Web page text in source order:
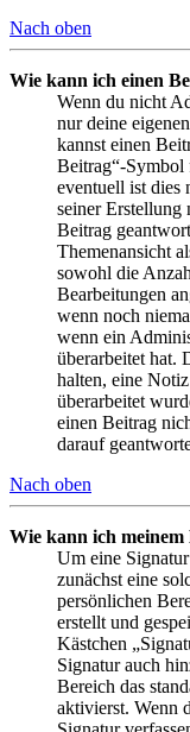
Nach oben
Wie kann ich einen
Wenn du nicht
nur deine
kannst einen
Beitrag“-Symbol
eventuell ist dies
seiner Erstellung
Beitrag
Themenansicht
sowohl die
Bearbeitungen
wenn noch
wenn ein
überarbeitet hat.
halten, eine
überarbeitet
einen Beitrag
darauf
Nach oben
Wie kann ich
Um eine
zunächst eine
persönlichen
erstellt und
Kästchen
Signatur auch
Bereich das
aktivierst. Wenn